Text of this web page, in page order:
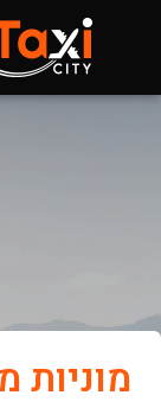
מוניות